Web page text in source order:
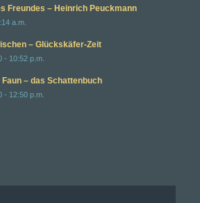
Freundes – Heinrich Peuckmann
a.m.
– Glückskäfer-Zeit
- 10:52 p.m.
Faun – das Schattenbuch
- 12:50 p.m.